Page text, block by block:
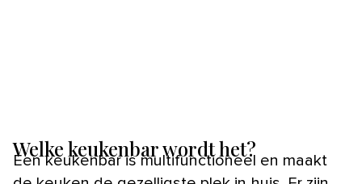
Welke keukenbar wordt het?
Een keukenbar is multifunctioneel en maakt